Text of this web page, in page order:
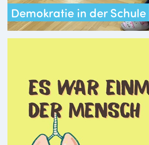
Demokratie in der Schule